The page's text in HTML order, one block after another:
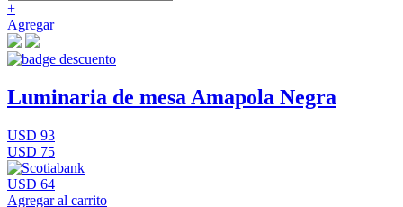
+
Agregar
Luminaria de mesa Amapola Negra
USD 93
USD 75
USD 64
Agregar al carrito